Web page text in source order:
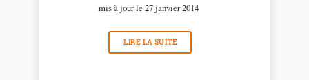
mis à jour le 27 janvier 2014
LIRE LA SUITE